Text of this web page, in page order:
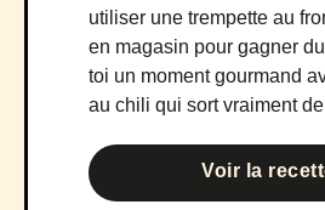
utiliser une trempette au
en magasin pour gagner
toi un moment gourmand
au chili qui sort vraiment de
Voir la